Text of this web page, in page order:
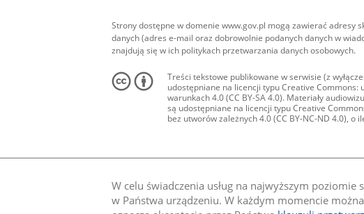
W celu świadczenia usług na najwyższym
w Państwa urządzeniu. W każdym momencie
Strony dostępne w domenie www.gov.pl mogą zawierać adresy
danych (adres e-mail oraz dobrowolnie podanych danych w
znajdują się w ich politykach przetwarzania danych osobowych.
Treści tekstowe publikowane w serwisie (z
udostępniane na licencji typu Creative Commons:
warunkach 4.0 (CC BY-SA 4.0). Materiały
są udostępniane na licencji typu Creative
bez utworów zależnych 4.0 (CC BY-NC-ND 4.0), o